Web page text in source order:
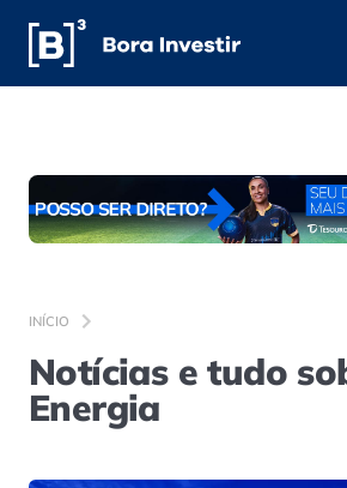
INÍCIO
Notícias e tudo
Energia